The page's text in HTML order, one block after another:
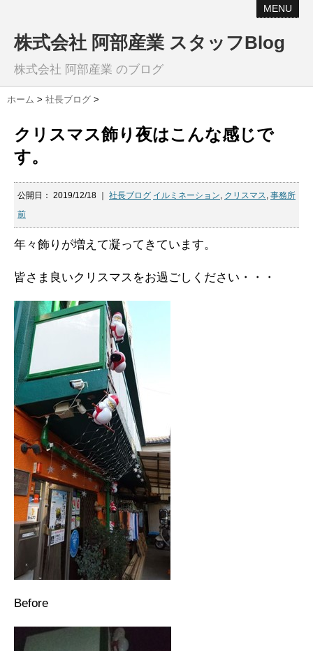
MENU
株式会社 阿部産業 スタッフBlog
株式会社 阿部産業 のブログ
ホーム > 社長ブログ >
クリスマス飾り夜はこんな感じで
す。
公開日： 2019/12/18 社長ブログ イルミネーション, クリスマス, 事務所
前
年々飾りが増えて凝ってきています。
皆さま良いクリスマスをお過ごしください・・・
Before